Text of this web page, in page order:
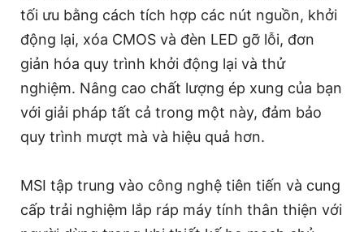
tối ưu bằng cách tích hợp các nút nguồn, khởi
động lại, xóa CMOS và đèn LED gỡ lỗi, đơn
giản hóa quy trình khởi động lại và thử
nghiệm. Nâng cao chất lượng ép xung của bạn
với giải pháp tất cả trong một này, đảm bảo
quy trình mượt mà và hiệu quả hơn.
MSI tập trung vào công nghệ tiên tiến và cung
cấp trải nghiệm lắp ráp máy tính thân thiện với